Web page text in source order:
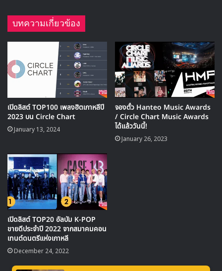
World Rookie of the Year กำลังเป็นที่น่าจับตามอง
🎙GYUBIN ปลื้มเมืองไทยขนาดไหน? ถึงกลับมาถ่าย
MV เพลงใหม่ LIKE U 100 ที่กรุงเทพ
▶ คลิกดูสัมภาษณ์พิเศษ
นอกจากนี้ การปรากฏตัวของแร็ปเปอร์
ประสบการณ์ด้านการร้องแร็ป ที่ได้รับความนิยมอย่างมากหลัง
เข้าร่วมรายการ Show Me the Money ซีซัน 10 ร่วมกับ
บทความเกี่ยวข้อง
เปิดลิสต์ TOP100 เพลงฮิตเกาหลีปี
2023 บน Circle Chart
January 13, 2024
จองตั๋ว Hanteo Music Awards
/ Circle Chart Music Awards
ได้แล้ววันนี้!
January 26, 2023
เปิดลิสต์ TOP20 อัลบัม K-POP
ขายดีประจำปี 2022 จากสมาคมคอน
เทนต์ดนตรีแห่งเกาหลี
December 24, 2022